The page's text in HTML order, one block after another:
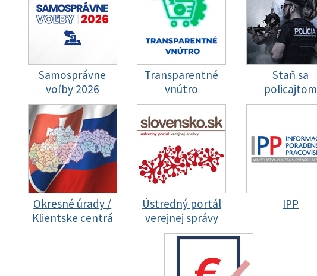
Samosprávne
voľby 2026
Transparentné
vnútro
Staň sa
policajtom
Okresné úrady /
Klientske centrá
Ústredný portál
verejnej správy
IPP